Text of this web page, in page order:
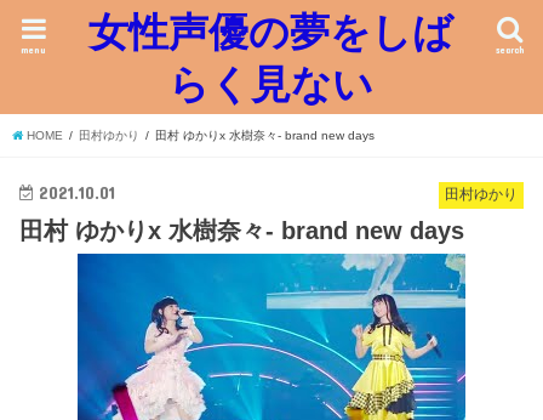
女性声優の夢をしば
らく見ない
search
menu
HOME 田村ゆかり 田村 ゆかりx 水樹奈々- brand new days
田村ゆかり
2021.10.01
田村 ゆかりx 水樹奈々- brand new days